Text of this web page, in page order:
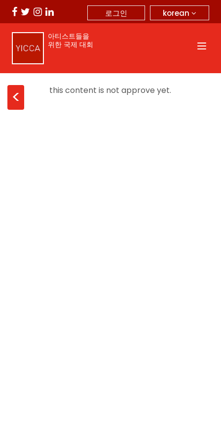
korean
로그인
아티스트들을
위한 국제 대회
< this content is not approve yet.